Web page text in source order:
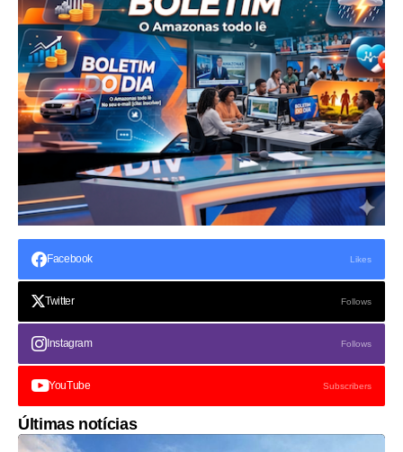
Facebook Likes
Twitter Follows
Instagram Follows
YouTube Subscribers
Últimas notícias